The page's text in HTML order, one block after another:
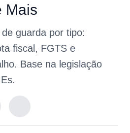
Mais
guarda por tipo:
fiscal, FGTS e
Base na legislação